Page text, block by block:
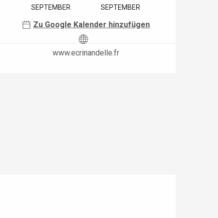
SEPTEMBER SEPTEMBER
Zu Google Kalender hinzufügen
www.ecrinandelle.fr